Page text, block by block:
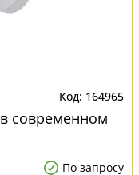
164965
современном
По запросу